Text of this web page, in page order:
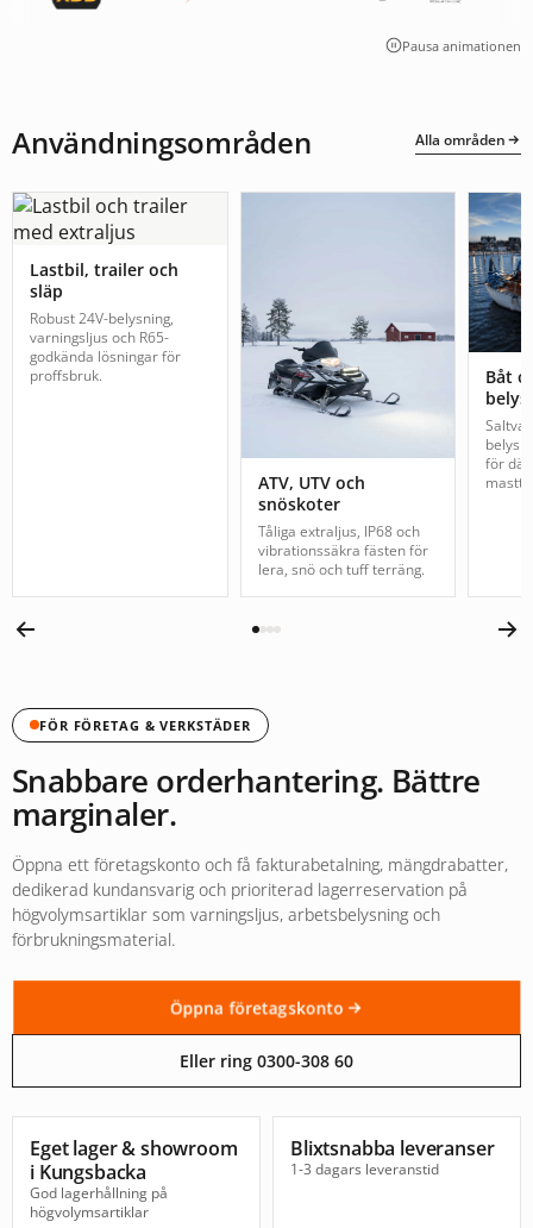
Pausa animationen
Användningsområden Alla områden
Lastbil, trailer och
släp
Robust 24V-belysning,
varningsljus och R65-
godkända lösningar för
proffsbruk.
ATV, UTV och
snöskoter
Tåliga extraljus, IP68 och
vibrationssäkra fästen för
lera, snö och tuff terräng.
Båt
för
FÖR FÖRETAG & VERKSTÄDER
Snabbare orderhantering. Bättre
marginaler.
Öppna ett företagskonto och få fakturabetalning, mängdrabatter,
dedikerad kundansvarig och prioriterad lagerreservation på
högvolymsartiklar som varningsljus, arbetsbelysning och
förbrukningsmaterial.
Öppna företagskonto
Eller ring 0300-308 60
Eget lager & showroom
i Kungsbacka
God lagerhållning på
högvolymsartiklar
Blixtsnabba leveranser
1-3 dagars leveranstid